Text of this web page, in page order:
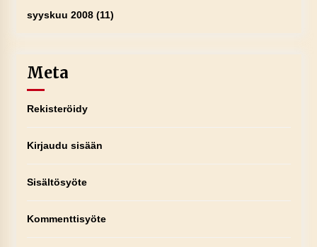
syyskuu 2008(11)
Meta
Rekisteröidy
Kirjaudu sisään
Sisältösyöte
Kommenttisyöte